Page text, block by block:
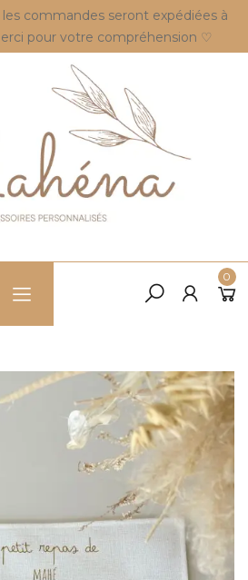
commandes seront expédiées à
pour votre compréhension ♡
0